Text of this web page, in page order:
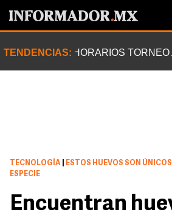
TENDENCIAS: HORARIOS
TECNOLOGÍA
ESTOS HUEVOS SON
ESPECIE
Encuentran